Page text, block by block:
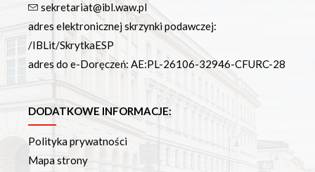
sekretariat@ibl.waw.pl
adres elektronicznej skrzynki podawczej:
/IBLit/SkrytkaESP
adres do e-Doręczeń: AE:PL-26106-32946-CFURC-28
DODATKOWE INFORMACJE:
Polityka prywatności
Mapa strony